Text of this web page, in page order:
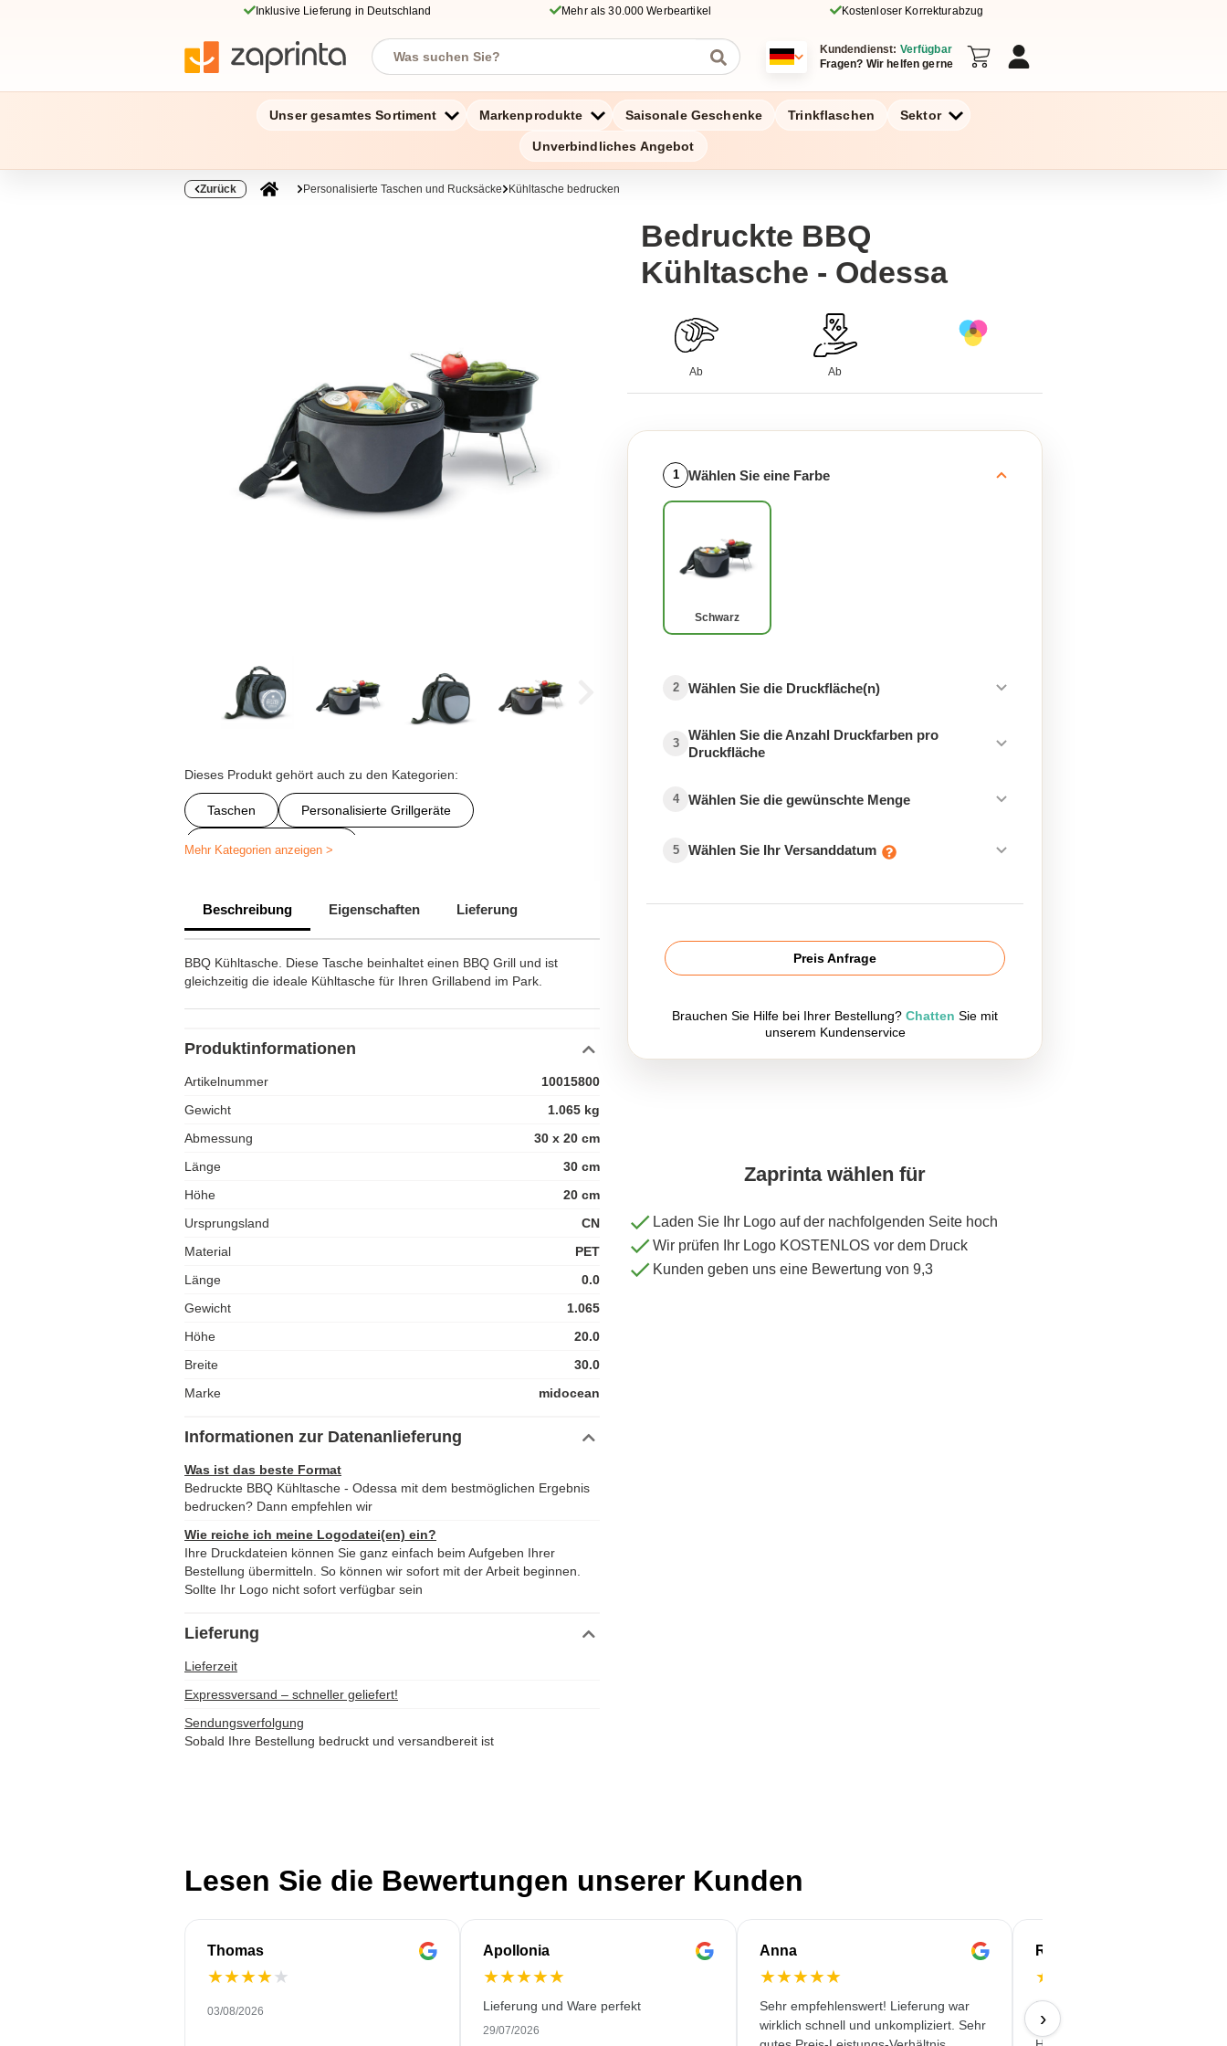
Inklusive Lieferung in Deutschland Mehr als 30.000 Werbeartikel Kostenloser Korrekturabzug
Kundendienst: Verfügbar
Fragen? Wir helfen gerne
Unser gesamtes Sortiment Markenprodukte Saisonale Geschenke Trinkflaschen Sektor
Unverbindliches Angebot
Zurück Personalisierte Taschen und Rucksäcke Kühltasche bedrucken
Dieses Produkt gehört auch zu den Kategorien:
Taschen Personalisierte Grillgeräte
Kühltasche bedrucken
Mehr Kategorien anzeigen >
Beschreibung Eigenschaften Lieferung
BBQ Kühltasche. Diese Tasche beinhaltet einen BBQ Grill und ist
gleichzeitig die ideale Kühltasche für Ihren Grillabend im Park.
Produktinformationen
Artikelnummer
10015800
Gewicht
1.065 kg
Abmessung
30 x 20 cm
Länge
30 cm
Höhe
20 cm
Ursprungsland
CN
Material
PET
Länge
0.0
Gewicht
1.065
Höhe
20.0
Breite
30.0
Marke
midocean
Informationen zur Datenanlieferung
Was ist das beste Format
Bedruckte BBQ Kühltasche - Odessa mit dem bestmöglichen Ergebnis
bedrucken? Dann empfehlen wir
Wie reiche ich meine Logodatei(en) ein?
Ihre Druckdateien können Sie ganz einfach beim Aufgeben Ihrer
Bestellung übermitteln. So können wir sofort mit der Arbeit beginnen.
Sollte Ihr Logo nicht sofort verfügbar sein
Lieferung
Lieferzeit
Expressversand – schneller geliefert!
Sendungsverfolgung
Sobald Ihre Bestellung bedruckt und versandbereit ist
Bedruckte BBQ
Kühltasche - Odessa
Ab Ab
1 Wählen Sie eine Farbe
Schwarz
2 Wählen Sie die Druckfläche(n)
3
Wählen Sie die Anzahl Druckfarben pro
Druckfläche
4 Wählen Sie die gewünschte Menge
5 Wählen Sie Ihr Versanddatum
Preis Anfrage
Brauchen Sie Hilfe bei Ihrer Bestellung? Chatten Sie mit
unserem Kundenservice
Zaprinta wählen für
Laden Sie Ihr Logo auf der nachfolgenden Seite hoch
Wir prüfen Ihr Logo KOSTENLOS vor dem Druck
Kunden geben uns eine Bewertung von 9,3
Lesen Sie die Bewertungen unserer Kunden
Thomas
★★★★★
03/08/2026
Apollonia
★★★★★
Lieferung und Ware perfekt
29/07/2026
Anna
★★★★★
Sehr empfehlenswert! Lieferung war
wirklich schnell und unkompliziert. Sehr
Rachida
★
Professionelles Auftreten. Klare
korrekte Vereinbarungen.
›